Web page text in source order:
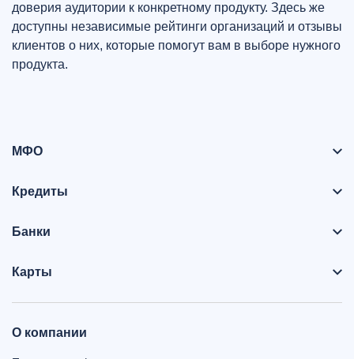
доверия аудитории к конкретному продукту. Здесь же
доступны независимые рейтинги организаций и отзывы
клиентов о них, которые помогут вам в выборе нужного
продукта.
МФО
Кредиты
Банки
Карты
О компании